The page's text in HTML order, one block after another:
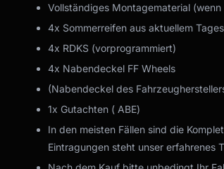
Vollständiges Montagematerial
4x Sommerreifen aus aktuellem
4x RDKS (vorprogrammiert)
4x Nabendeckel FF Wheels
(Nabendeckel des
1x Gutachten ( ABE)
In den meisten Fällen sind die
Eintragungen steht unser erfahrenes